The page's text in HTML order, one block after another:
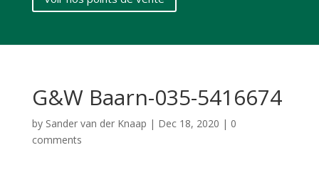
G&W Baarn-035-5416674
by Sander van der Knaap | Dec 18, 2020 | 0
comments